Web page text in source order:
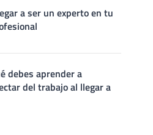
a ser un experto en tu
debes aprender a
del trabajo al llegar a